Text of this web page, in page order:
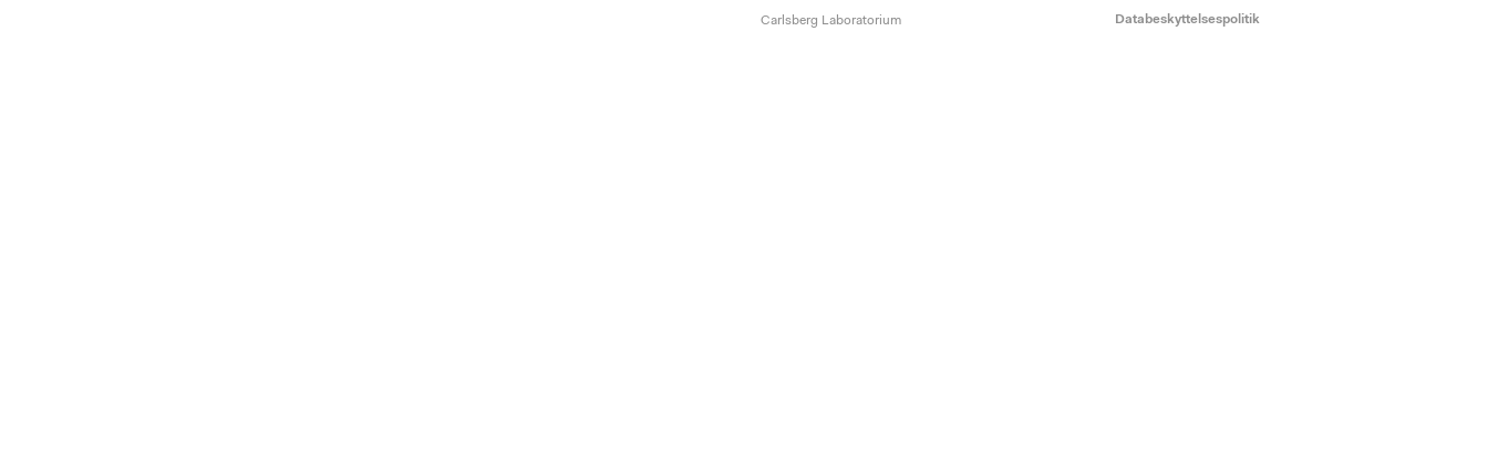
Carlsberg Laboratorium Databeskyttelsespolitik